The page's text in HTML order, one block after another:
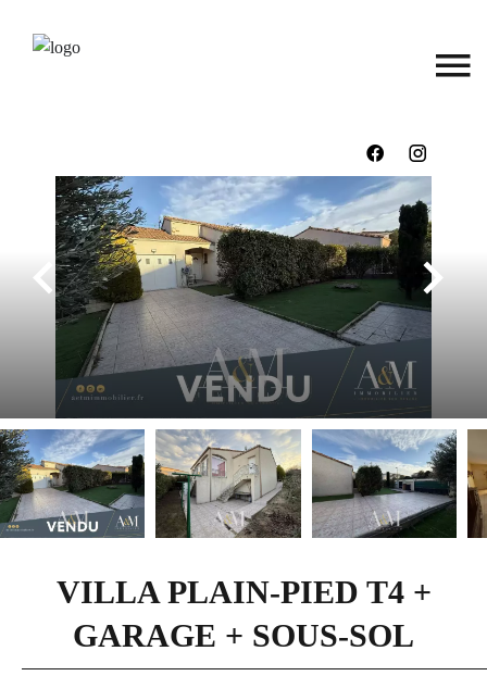
VILLA PLAIN-PIED T4 +
GARAGE + SOUS-SOL